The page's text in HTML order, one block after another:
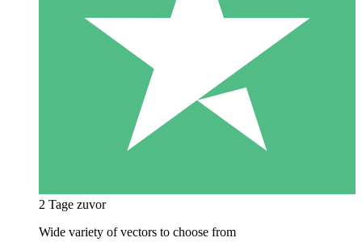
2 Tage zuvor
Wide variety of vectors to choose from